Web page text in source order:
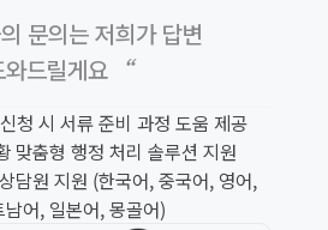
문의는 저희가 답변
와드릴게요“
청 시 서류 준비 과정 도움 제공
맞춤형 행정 처리 솔루션 지원
담원 지원 (한국어, 중국어, 영어,
남어, 일본어, 몽골어)